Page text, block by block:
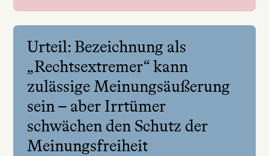
Urteil: Bezeichnung als
„Rechtsextremer“ kann
zulässige Meinungsäußerung
sein – aber Irrtümer
schwächen den Schutz der
Meinungsfreiheit